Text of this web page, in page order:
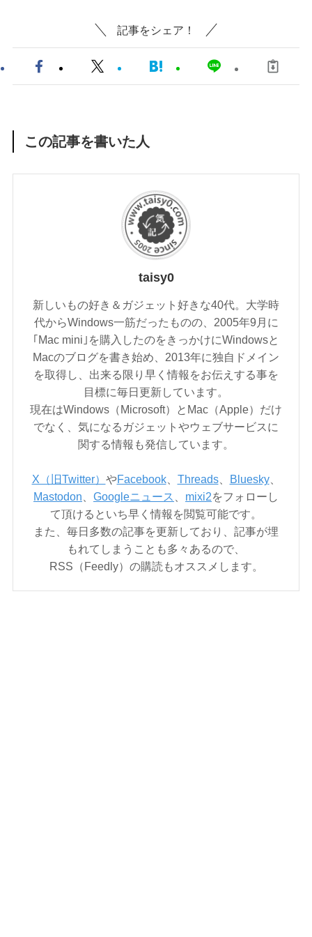
記事をシェア！
この記事を書いた人
taisy0
新しいもの好き＆ガジェット好きな40代。大学時
代からWindows一筋だったものの、2005年9月に
｢Mac mini｣を購入したのをきっかけにWindowsと
Macのブログを書き始め、2013年に独自ドメイン
を取得し、出来る限り早く情報をお伝えする事を
目標に毎日更新しています。
現在はWindows（Microsoft）とMac（Apple）だけ
でなく、気になるガジェットやウェブサービスに
関する情報も発信しています。
X（旧Twitter） やFacebook、 Threads、 Bluesky、
Mastodon
Googleニュース mixi2をフォローし
て頂けるといち早く情報を閲覧可能です。
また、毎日多数の記事を更新しており、記事が埋
もれてしまうことも多々あるので、
RSS（Feedly）の購読もオススメします。